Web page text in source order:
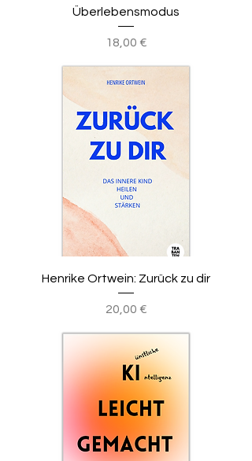
Überlebensmodus
Preis
18,00 €
Henrike Ortwein: Zurück zu dir
Preis
20,00 €